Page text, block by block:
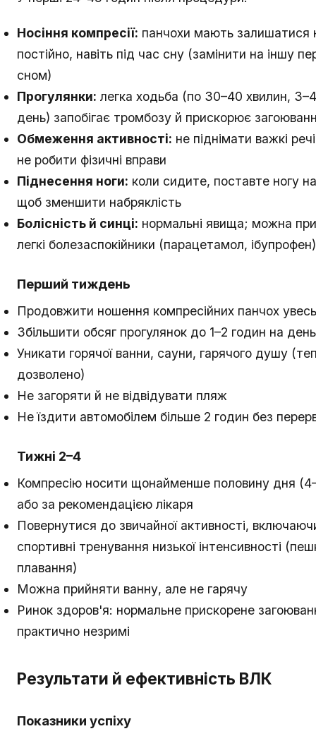
Носіння компресії: панчохи мають залишатися
постійно, навіть під час сну (замінити на іншу
сном)
Прогулянки: легка ходьба (по 30–40 хвилин,
день) запобігає тромбозу й прискорює
Обмеження активності: не піднімати важкі
не робити фізичні вправи
Піднесення ноги: коли сидите, поставте ногу
щоб зменшити набряклість
Болісність й синці: нормальні явища; можна
легкі болезаспокійники (парацетамол, ібупрофен)
Перший тиждень
Продовжити ношення компресійних панчох
Збільшити обсяг прогулянок до 1–2 годин на день
Уникати горячої ванни, сауни, гарячого душу
дозволено)
Не загоряти й не відвідувати пляж
Не їздити автомобілем більше 2 годин без
Тижні 2–4
Компресію носити щонайменше половину дня
або за рекомендацією лікаря
Повернутися до звичайної активності,
спортивні тренування низької інтенсивності
плавання)
Можна прийняти ванну, але не гарячу
Ринок здоров'я: нормальне прискорене
практично незримі
Результати й ефективність ВЛК
Показники успіху